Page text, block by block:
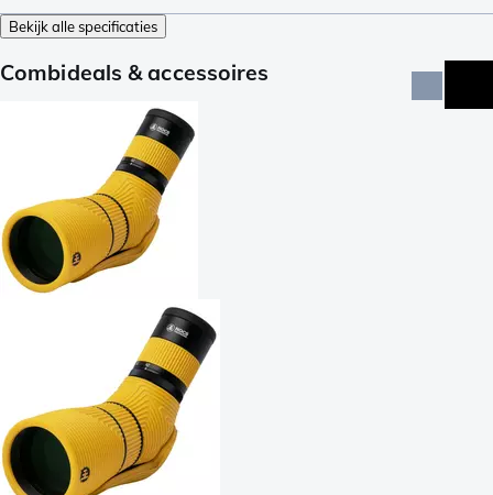
Bekijk alle specificaties
Combideals & accessoires